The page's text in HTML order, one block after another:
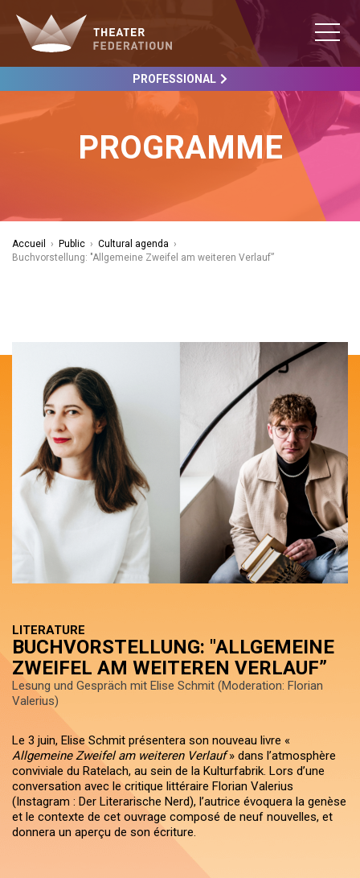
PROFESSIONAL
PROGRAMME
Accueil › Public › Cultural agenda ›
Buchvorstellung: "Allgemeine Zweifel am weiteren Verlauf”
LITERATURE
BUCHVORSTELLUNG: "ALLGEMEINE
ZWEIFEL AM WEITEREN VERLAUF”
Lesung und Gespräch mit Elise Schmit (Moderation: Florian
Valerius)
Le 3 juin, Elise Schmit présentera son nouveau livre «
Allgemeine Zweifel am weiteren Verlauf» dans l’atmosphère
conviviale du Ratelach, au sein de la Kulturfabrik. Lors d’une
conversation avec le critique littéraire Florian Valerius
(Instagram : Der Literarische Nerd), l’autrice évoquera la genèse
et le contexte de cet ouvrage composé de neuf nouvelles, et
donnera un aperçu de son écriture.